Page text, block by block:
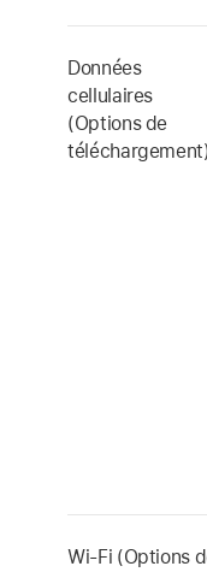
Données
cellulaires
(Options de
Wi-Fi (Options